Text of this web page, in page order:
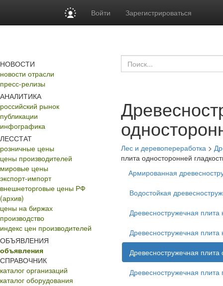
Войти Зарегистрироваться
НОВОСТИ
новости отрасли
пресс-релизы
АНАЛИТИКА
российский рынок
публикации
инфографика
ЛЕССТАТ
розничные цены
цены производителей
мировые цены
экспорт-импорт
внешнеторговые цены РФ
(архив)
цены на биржах
производство
индекс цен производителей
ОБЪЯВЛЕНИЯ
объявления
СПРАВОЧНИК
каталог организаций
каталог оборудования
Лес и деревопереработка >
плита односторонней
Армированная
Водостойкая
Древесностружечная
Древесностружечная
Древесностружечная плита
Древесностружечная плита